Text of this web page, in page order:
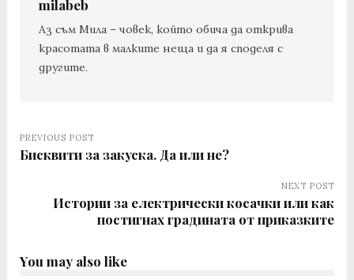
milabeb
Аз съм Мила – човек, който обича да открива
красотата в малките неща и да я споделя с
другите.
PREVIOUS POST
Бисквити за закуска. Да или не?
NEXT POST
Истории за електрически косачки или как
постигнах градината от приказките
You may also like